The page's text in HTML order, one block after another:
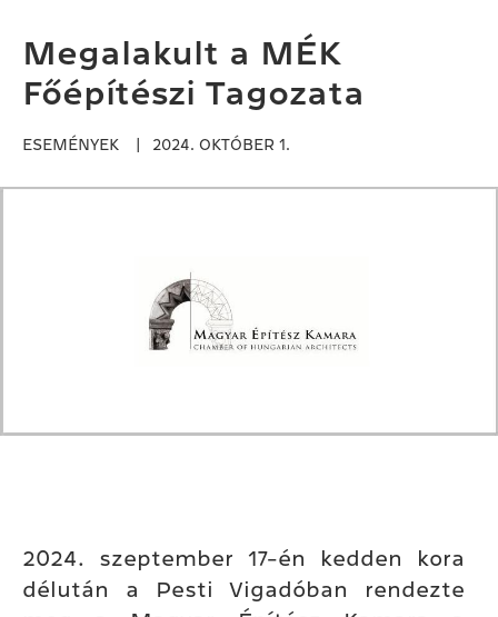
Megalakult a MÉK
Főépítészi Tagozata
ESEMÉNYEK 2024. OKTÓBER 1.
2024. szeptember 17-én kedden kora
délután a Pesti Vigadóban rendezte